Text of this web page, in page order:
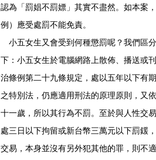
認為「罰娼不罰嫖」其實不盡然。如本案
例）應受處罰不能免責。
小五女生又會受到何種懲罰呢？我們區
下：小五女生於電腦網路上散佈、播送或
治條例第二十九條規定，處以五年以下有
之特別法，仍應適用刑法的原理原則，又
十一歲，所以其行為不罰。至於與人性交
處三日以下拘留或新台幣三萬元以下罰鍰
交易，本身並沒有另外犯其他的罪，則不